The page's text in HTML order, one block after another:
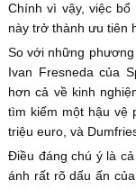
Chính vì vậy, việc
này trở thành ưu tiên
So với những
Ivan Fresneda của
hơn cả về kinh
tìm kiếm một hậu vệ
triệu euro, và
Điều đáng chú ý là
ánh rất rõ dấu ấn